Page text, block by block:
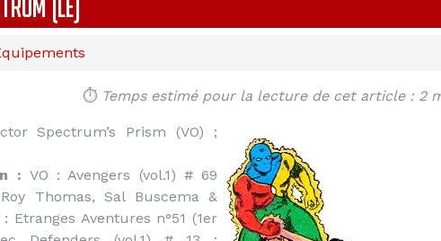
(LE)
⏱️ Temps estimé pour la lecture de cet article : 2
Spectrum’s Prism (VO) ;
: VO : Avengers (vol.1) # 69
Thomas, Sal Buscema &
Etranges Aventures n°51 (1er